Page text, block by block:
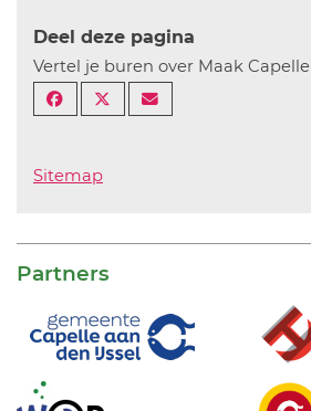
Deel deze pagina
Vertel je buren over Maak Capelle
Sitemap
Partners